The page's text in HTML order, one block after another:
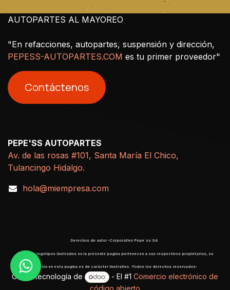
AUTOPARTES AL MAYOREO
"En refacciones, autopartes, suspensión y dirección,
PEPESS-AUTOPARTES.COM es tu primer proveedor"
Contáctenos
PEPE'SS AUTOPARTES
Av. de las rosas #101, Santa María El Chico,
Tulancingo Hidalgo.
hola@miempresa.com
Derechos de autor -Corporativo Pepe´ss SA
​ Marcas y logotipos ilustrados en la presente pagina pertenecen a sus respectivos propietarios, su
aparición en esta pagina es de carácter ilustrativo. -Todos los derechos reservados-
Con la tecnología de - El #1Comercio electrónico de
código abierto